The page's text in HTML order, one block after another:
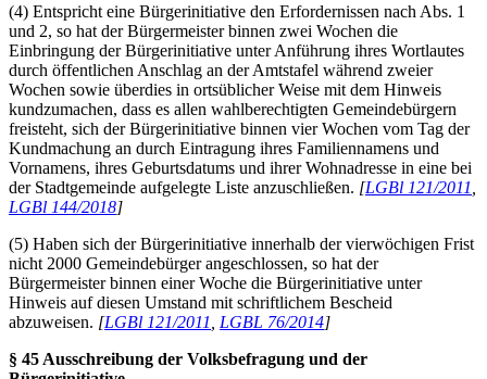
(4) Entspricht eine Bürgerinitiative den Erfordernissen nach Abs. 1
und 2, so hat der Bürgermeister binnen zwei Wochen die
Einbringung der Bürgerinitiative unter Anführung ihres Wortlautes
durch öffentlichen Anschlag an der Amtstafel während zweier
Wochen sowie überdies in ortsüblicher Weise mit dem Hinweis
kundzumachen, dass es allen wahlberechtigten Gemeindebürgern
freisteht, sich der Bürgerinitiative binnen vier Wochen vom Tag der
Kundmachung an durch Eintragung ihres Familiennamens und
Vornamens, ihres Geburtsdatums und ihrer Wohnadresse in eine bei
der Stadtgemeinde aufgelegte Liste anzuschließen. [LGBl 121/2011
LGBl 144/2018]
(5) Haben sich der Bürgerinitiative innerhalb der vierwöchigen Frist
nicht 2000 Gemeindebürger angeschlossen, so hat der
Bürgermeister binnen einer Woche die Bürgerinitiative unter
Hinweis auf diesen Umstand mit schriftlichem Bescheid
abzuweisen. [LGBl 121/2011 LGBL 76/2014]
§ 45 Ausschreibung der Volksbefragung und der